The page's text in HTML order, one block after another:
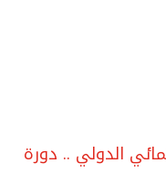
الدولي .. دورة